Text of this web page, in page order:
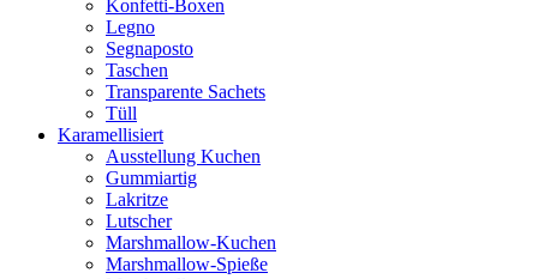
Konfetti-Boxen
Legno
Segnaposto
Taschen
Transparente Sachets
Tüll
Karamellisiert
Ausstellung Kuchen
Gummiartig
Lakritze
Lutscher
Marshmallow-Kuchen
Marshmallow-Spieße